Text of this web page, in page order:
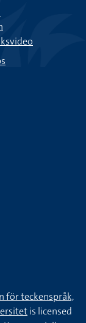
för teckenspråk,
is licensed